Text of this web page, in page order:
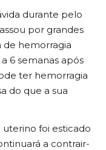
durante pelo
por grandes
de hemorragia
6 semanas após
ter hemorragia
do que a sua
foi esticado
a contrair-